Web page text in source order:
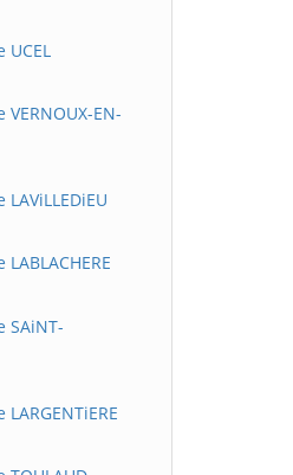
EN-
SAiNT-